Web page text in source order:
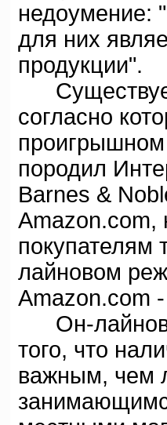
недоумение:
для них
продукции".
Существует
согласно
породил
Barnes &
Amazon.com,
покупателям
лайновом
Amazon.com -
Он-
того, что
важным, чем